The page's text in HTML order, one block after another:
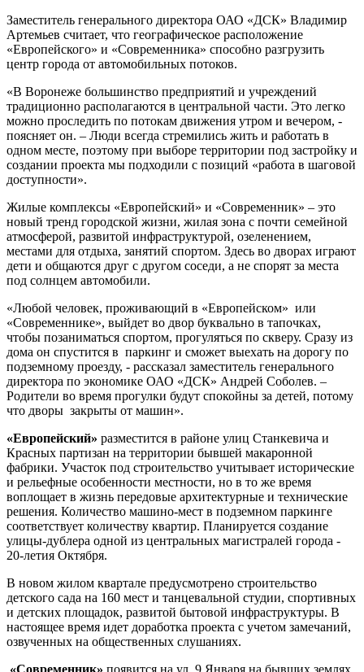
Заместитель генерального директора ОАО «ДСК» Владимир
Артемьев считает, что географическое расположение
«Европейского» и «Современника» способно разгрузить
центр города от автомобильных потоков.
«В Воронеже большинство предприятий и учреждений
традиционно располагаются в центральной части. Это легко
можно проследить по потокам движения утром и вечером, -
поясняет он. – Люди всегда стремились жить и работать в
одном месте, поэтому при выборе территории под застройку и
создании проекта мы подходили с позиций «работа в шаговой
доступности».
Жилые комплексы «Европейский» и «Современник» – это
новый тренд городской жизни, жилая зона с почти семейной
атмосферой, развитой инфраструктурой, озеленением,
местами для отдыха, занятий спортом. Здесь во дворах играют
дети и общаются друг с другом соседи, а не спорят за места
под солнцем автомобили.
«Любой человек, проживающий в «Европейском» или
«Современнике», выйдет во двор буквально в тапочках,
чтобы позаниматься спортом, прогуляться по скверу. Сразу из
дома он спустится в паркинг и сможет выехать на дорогу по
подземному проезду, - рассказал заместитель генерального
директора по экономике ОАО «ДСК» Андрей Соболев. –
Родители во время прогулки будут спокойны за детей, потому
что дворы закрыты от машин».
«Европейский» разместится в районе улиц Станкевича и
Красных партизан на территории бывшей макаронной
фабрики. Участок под строительство учитывает исторические
и рельефные особенности местности, но в то же время
воплощает в жизнь передовые архитектурные и технические
решения. Количество машино-мест в подземном паркинге
соответствует количеству квартир. Планируется создание
улицы-дублера одной из центральных магистралей города -
20-летия Октября.
В новом жилом квартале предусмотрено строительство
детского сада на 160 мест и танцевальной студии, спортивных
и детских площадок, развитой бытовой инфраструктуры. В
настоящее время идет доработка проекта с учетом замечаний,
озвученных на общественных слушаниях.
«Современник» появится на ул. 9 Января на бывших землях